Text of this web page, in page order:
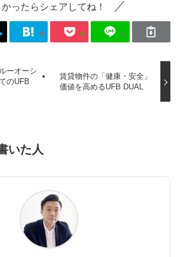
かったらシェアしてね！
ーオーシ
のUFB
賃貸物件の「健康・安全」
価値を高めるUFB DUAL
いた人